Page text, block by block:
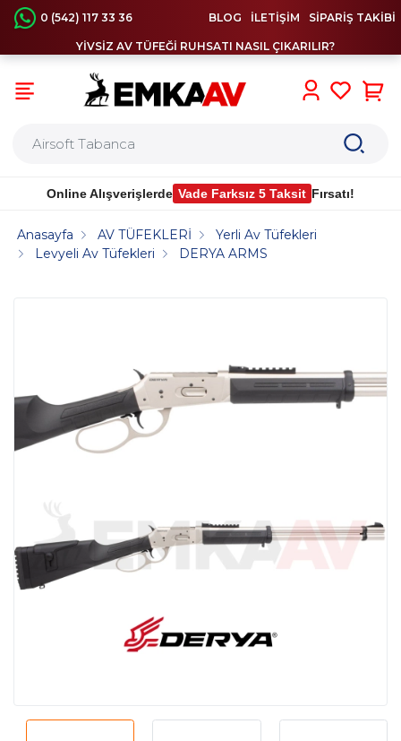
0 (542) 117 33 36 BLOG İLETİŞİM SİPARİŞ TAKİBİ
YİVSİZ AV TÜFEĞİ RUHSATI NASIL ÇIKARILIR?
Online Alışverişlerde Vade Farksız 5 Taksit Fırsatı!
Anasayfa AV TÜFEKLERİ
Yerli Av Tüfekleri
Levyeli Av Tüfekleri
DERYA ARMS